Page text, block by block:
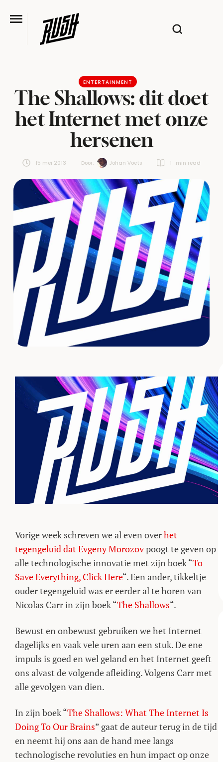
ENTERTAINMENT
The Shallows: dit doet
het Internet met onze
hersenen
15 mei 2013 Door: Johan Voets 1 min read
Vorige week schreven we al even overhet
tegengeluid dat Evgeny Morozovpoogt te geven op
alle technologische innovatie met zijn boek “To
Save Everything, Click Here“. Een ander, tikkeltje
ouder tegengeluid was er eerder al te horen van
Nicolas Carr in zijn boek “The Shallows“.
Bewust en onbewust gebruiken we het Internet
dagelijks en vaak vele uren aan een stuk. De ene
impuls is goed en wel geland en het Internet geeft
ons alvast de volgende afleiding. Volgens Carr met
alle gevolgen van dien.
In zijn boek “The Shallows: What The Internet Is
Doing To Our Brains” gaat de auteur terug in de tijd
en neemt hij ons aan de hand mee langs
technologische revoluties en hun impact op onze